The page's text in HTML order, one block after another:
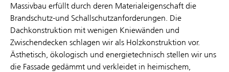
Massivbau erfüllt durch deren Materialeigenschaft die
Brandschutz-und Schallschutzanforderungen. Die
Dachkonstruktion mit wenigen Kniewänden und
Zwischendecken schlagen wir als Holzkonstruktion vor.
Ästhetisch, ökologisch und energietechnisch stellen wir uns
die Fassade gedämmt und verkleidet in heimischem,